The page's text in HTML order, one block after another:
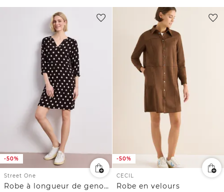
-50%
Street One
Robe à longueur de genou avec col fendu et imprimé
-50%
CECIL
Robe en velours